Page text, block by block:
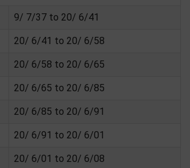
9/ 7/37 to 20/ 6/41
20/ 6/41 to 20/ 6/58
20/ 6/58 to 20/ 6/65
20/ 6/65 to 20/ 6/85
20/ 6/85 to 20/ 6/91
20/ 6/91 to 20/ 6/01
20/ 6/01 to 20/ 6/08